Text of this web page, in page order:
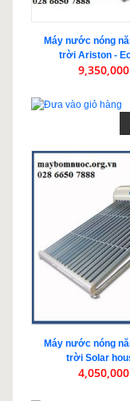
Máy nước nóng
trời Ariston -
Máy nước nóng
trời Solar